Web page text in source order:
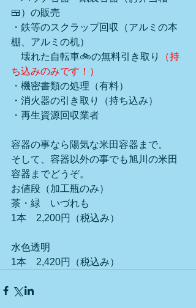
🍱）の販売
・鉄等のスクラップ回収（アルミの本
棚、アルミの机）
壊れた自転車🚲の無料引き取り
（持
ち込みのみです！）
・機密書類の処理（有料）
・消火器の引き取り（持ち込み）
・再生資源回収業者
容器の事なら陽気な米田容器まで。
そして、容器以外の事でも旭川の米田
容器までどうぞ。
お値段（加工瓶のみ）
茶・緑　いづれも
1本　2,200円（税込み）
水色透明
1本　2,420円（税込み）